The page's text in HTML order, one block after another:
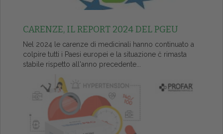
CARENZE, IL REPORT 2024 DEL PGEU
Nel 2024 le carenze di medicinali hanno continuato a
colpire tutti i Paesi europei e la situazione č rimasta
stabile rispetto all'anno precedente...